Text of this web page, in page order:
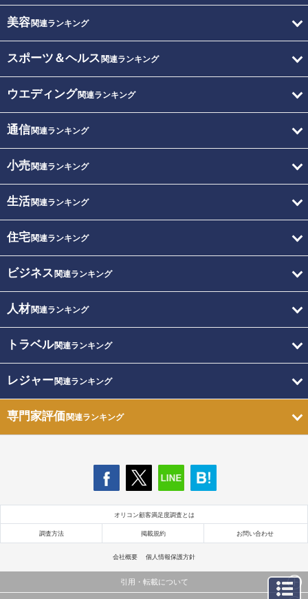
美容関連ランキング
スポーツ＆ヘルス 関連ランキング
ウエディング関連ランキング
通信関連ランキング
小売関連ランキング
生活関連ランキング
住宅関連ランキング
ビジネス 関連ランキング
人材関連ランキング
トラベル関連ランキング
レジャー関連ランキング
専門家評価関連ランキング
オリコン顧客満足度調査とは
調査方法 掲載規約 お問い合わせ
会社概要 個人情報保護方針
引用・転載について